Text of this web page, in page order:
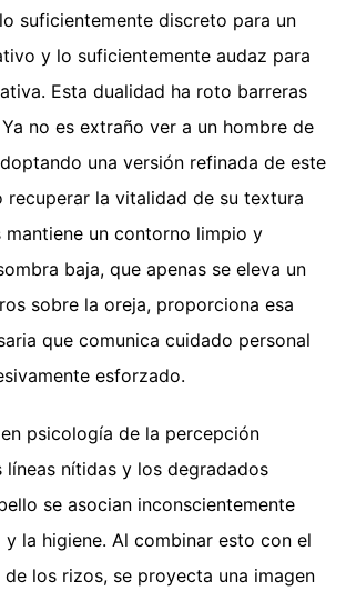
suficientemente discreto para un
y lo suficientemente audaz para
Esta dualidad ha roto barreras
no es extraño ver a un hombre de
una versión refinada de este
recuperar la vitalidad de su textura
mantiene un contorno limpio y
baja, que apenas se eleva un
sobre la oreja, proporciona esa
que comunica cuidado personal
esforzado.
psicología de la percepción
líneas nítidas y los degradados
se asocian inconscientemente
la higiene. Al combinar esto con el
los rizos, se proyecta una imagen